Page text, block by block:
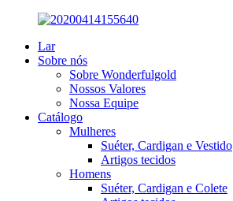
Lar
Sobre nós
Sobre Wonderfulgold
Nossos Valores
Nossa Equipe
Catálogo
Mulheres
Suéter, Cardigan e Vestido
Artigos tecidos
Homens
Suéter, Cardigan e Colete